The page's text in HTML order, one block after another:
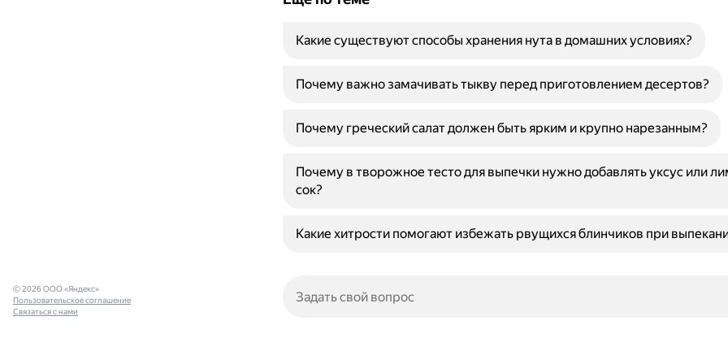
Какие существуют способы хранения нута в домашних условиях?
Почему важно замачивать тыкву перед приготовлением десертов?
Почему греческий салат должен быть ярким и крупно нарезанным?
Почему в творожное тесто для выпечки нужно добавлять уксус или
сок?
Какие хитрости помогают избежать рвущихся блинчиков при
© 2026 ООО «Яндекс»
Пользовательское соглашение
Связаться с нами